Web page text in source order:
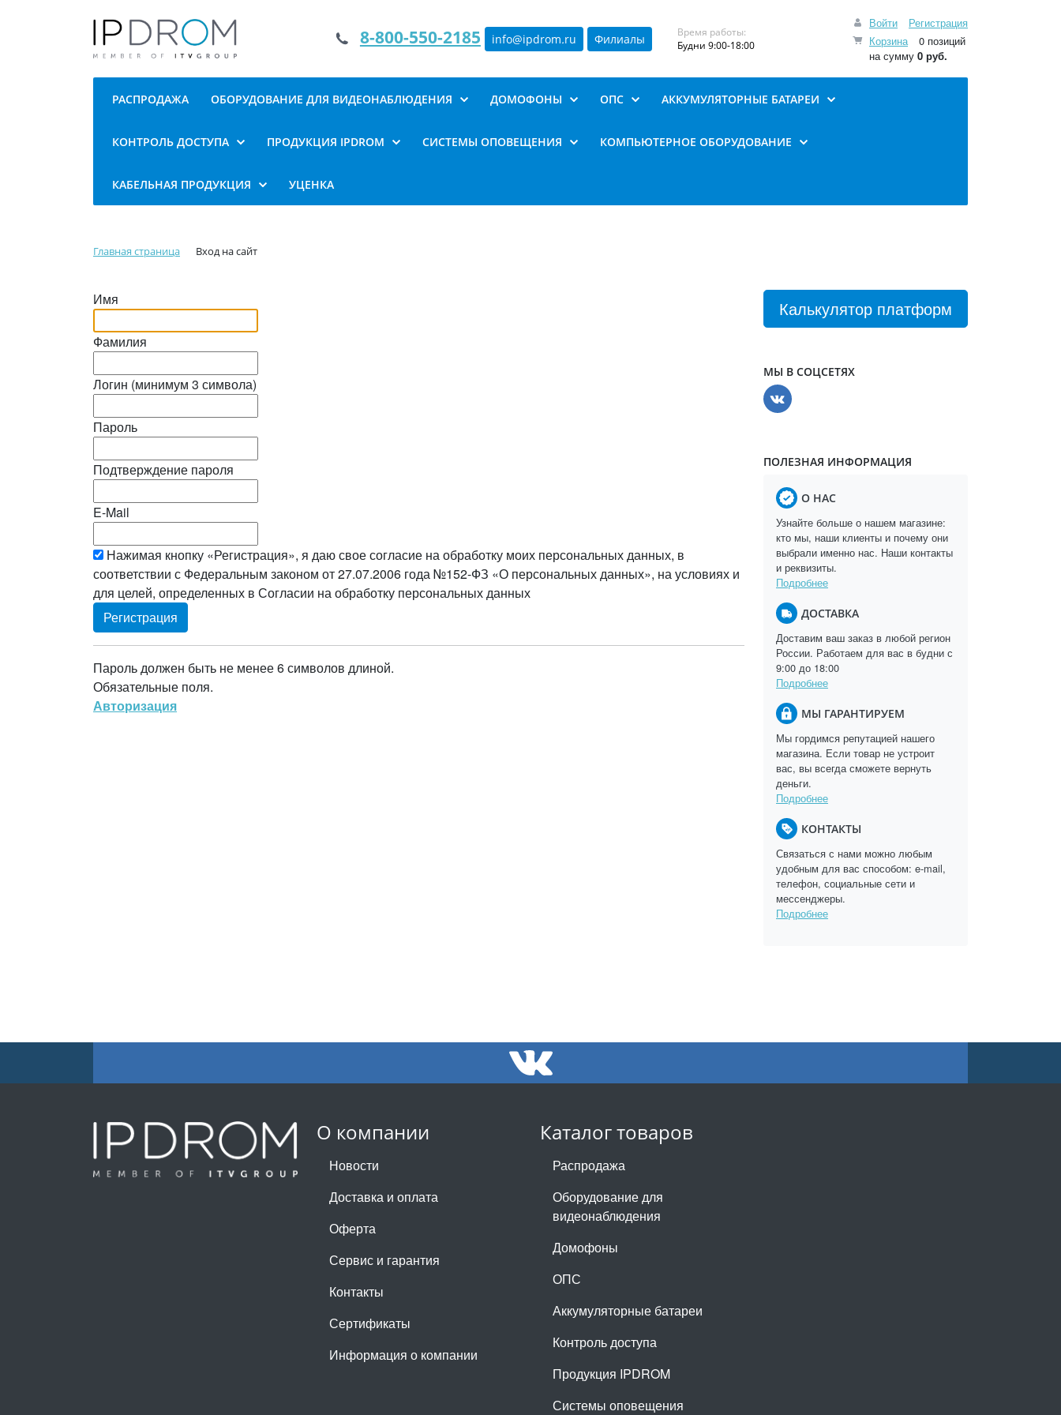
Войти
Регистрация
Корзина
0 позиций
на сумму 0 руб.
8-800-550-2185 info@ipdrom.ru Филиалы
Время работы:
Будни 9:00-18:00
РАСПРОДАЖА ОБОРУДОВАНИЕ ДЛЯ ВИДЕОНАБЛЮДЕНИЯ ДОМОФОНЫ ОПС АККУМУЛЯТОРНЫЕ БАТАРЕИ
КОНТРОЛЬ ДОСТУПА ПРОДУКЦИЯ IPDROM СИСТЕМЫ ОПОВЕЩЕНИЯ КОМПЬЮТЕРНОЕ ОБОРУДОВАНИЕ
КАБЕЛЬНАЯ ПРОДУКЦИЯ УЦЕНКА
Главная страница Вход на сайт
Имя
Фамилия
Логин (минимум 3 символа)
Пароль
Подтверждение пароля
E-Mail
Нажимая кнопку «Регистрация», я даю свое согласие на обработку моих персональных данных, в
соответствии с Федеральным законом от 27.07.2006 года №152-ФЗ «О персональных данных», на условиях и
для целей, определенных в Согласии на обработку персональных данных
Пароль должен быть не менее 6 символов длиной.
Обязательные поля.
Авторизация
Калькулятор платформ
МЫ В СОЦСЕТЯХ
ПОЛЕЗНАЯ ИНФОРМАЦИЯ
О НАС
Узнайте больше о нашем магазине:
кто мы, наши клиенты и почему они
выбрали именно нас. Наши контакты
и реквизиты.
Подробнее
ДОСТАВКА
Доставим ваш заказ в любой регион
России. Работаем для вас в будни с
9:00 до 18:00
Подробнее
МЫ ГАРАНТИРУЕМ
Мы гордимся репутацией нашего
магазина. Если товар не устроит
вас, вы всегда сможете вернуть
деньги.
Подробнее
КОНТАКТЫ
Связаться с нами можно любым
удобным для вас способом: e-mail,
телефон, социальные сети и
мессенджеры.
Подробнее
О компании
Новости
Доставка и оплата
Оферта
Сервис и гарантия
Контакты
Сертификаты
Информация о компании
Каталог товаров
Распродажа
Оборудование для
видеонаблюдения
Домофоны
ОПС
Аккумуляторные батареи
Контроль доступа
Продукция IPDROM
Системы оповещения